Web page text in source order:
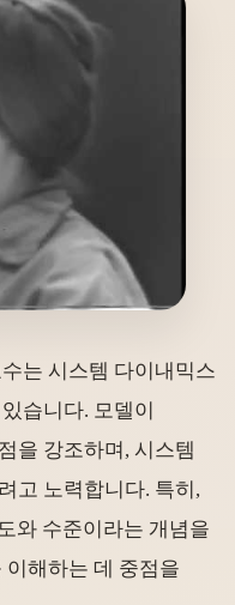
는 시스템 다이내믹스
습니다. 모델이
을 강조하며, 시스템
고 노력합니다. 특히,
와 수준이라는 개념을
해하는 데 중점을